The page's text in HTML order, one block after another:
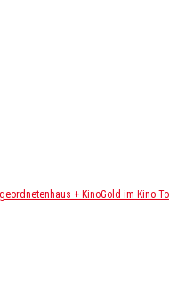
+ KinoGold im Kino